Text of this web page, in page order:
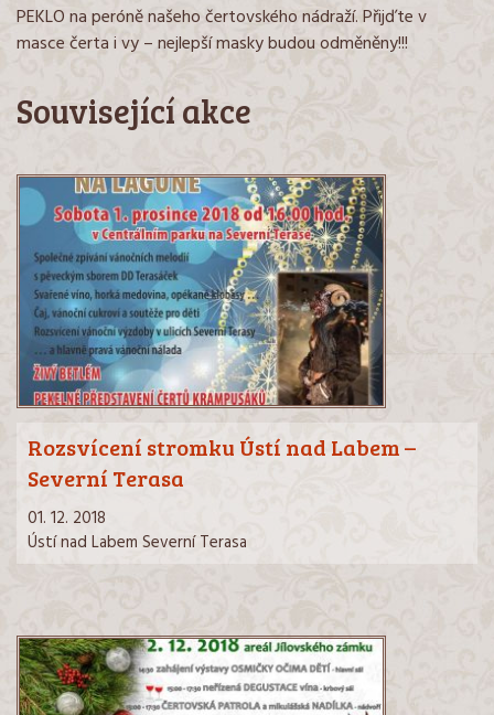
PEKLO na peróně našeho čertovského nádraží. Přijďte v
masce čerta i vy – nejlepší masky budou odměněny!!!
Související akce
Rozsvícení stromku Ústí nad Labem –
Severní Terasa
01. 12. 2018
Ústí nad Labem Severní Terasa